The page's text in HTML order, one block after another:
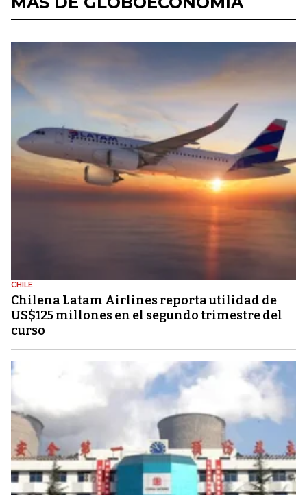
CHILE
Chilena Latam Airlines reporta utilidad de
US$125 millones en el segundo trimestre del
curso